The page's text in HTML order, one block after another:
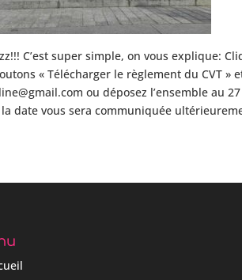
C’est super simple, on vous explique:
« Télécharger le règlement du CVT
ou déposez l’ensemble au
date vous sera communiquée